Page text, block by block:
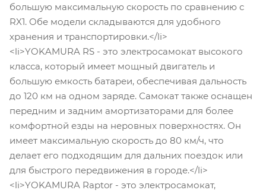
большую максимальную скорость по сравнению с
RX1. Обе модели складываются для удобного
хранения и транспортировки.</li>
<li>YOKAMURA RS - это электросамокат высокого
класса, который имеет мощный двигатель и
большую емкость батареи, обеспечивая дальность
до 120 км на одном заряде. Самокат также оснащен
передним и задним амортизаторами для более
комфортной езды на неровных поверхностях. Он
имеет максимальную скорость до 80 км/ч, что
делает его подходящим для дальних поездок или
для быстрого передвижения в городе.</li>
<li>YOKAMURA Raptor - это электросамокат,